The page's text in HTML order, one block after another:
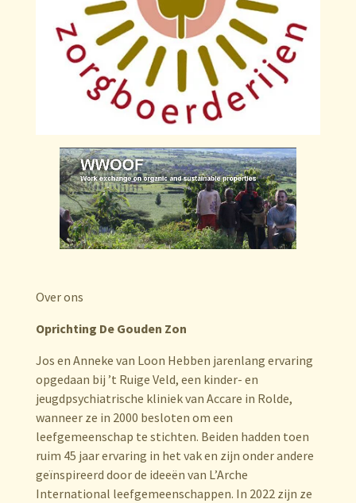
Over ons
Oprichting De Gouden Zon
Jos en Anneke van Loon Hebben jarenlang ervaring
opgedaan bij ’t Ruige Veld, een kinder- en
jeugdpsychiatrische kliniek van Accare in Rolde,
wanneer ze in 2000 besloten om een
leefgemeenschap te stichten. Beiden hadden toen
ruim 45 jaar ervaring in het vak en zijn onder andere
geïnspireerd door de ideeën van L’Arche
International leefgemeenschappen. In 2022 zijn ze